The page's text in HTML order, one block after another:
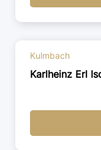
Kulmbach
Karlheinz Erl